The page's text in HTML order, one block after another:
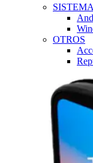
OTROS